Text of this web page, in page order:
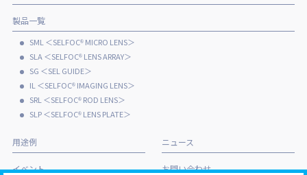
製品一覧
SML ＜SELFOC® MICRO LENS＞
SLA ＜SELFOC® LENS ARRAY＞
SG ＜SEL GUIDE＞
IL ＜SELFOC® IMAGING LENS＞
SRL ＜SELFOC® ROD LENS＞
SLP ＜SELFOC® LENS PLATE＞
用途例 ニュース
イベント お問い合わせ